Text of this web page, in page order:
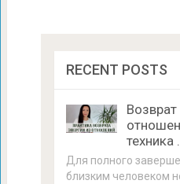
RECENT POSTS
Возврат
техника
Для полного
близким человеком